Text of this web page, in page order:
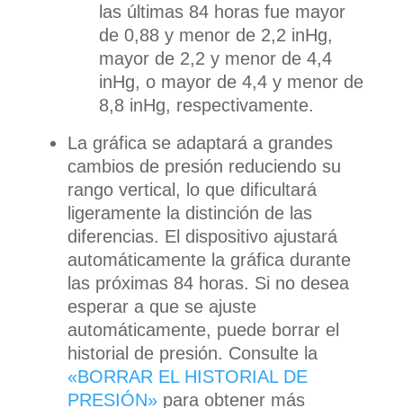
las últimas 84 horas fue mayor
de 0,88 y menor de 2,2 inHg,
mayor de 2,2 y menor de 4,4
inHg, o mayor de 4,4 y menor de
8,8 inHg, respectivamente.
La gráfica se adaptará a grandes
cambios de presión reduciendo su
rango vertical, lo que dificultará
ligeramente la distinción de las
diferencias. El dispositivo ajustará
automáticamente la gráfica durante
las próximas 84 horas. Si no desea
esperar a que se ajuste
automáticamente, puede borrar el
historial de presión. Consulte la
«BORRAR EL HISTORIAL DE
PRESIÓN» para obtener más